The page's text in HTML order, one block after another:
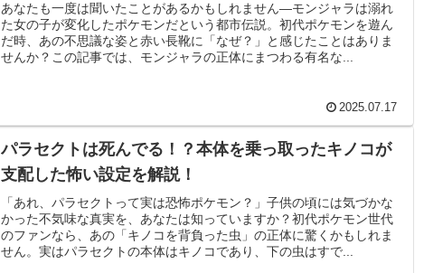
あなたも一度は聞いたことがあるかもしれません—モンジャラは溺れ
た女の子が変化したポケモンだという都市伝説。初代ポケモンを遊ん
だ時、あの不思議な姿と赤い長靴に「なぜ？」と感じたことはありま
せんか？この記事では、モンジャラの正体にまつわる有名な...
2025.07.17
パラセクトは死んでる！？本体を乗っ取ったキノコが
支配した怖い設定を解説！
「あれ、パラセクトって実は恐怖ポケモン？」子供の頃には気づかな
かった不気味な真実を、あなたは知っていますか？初代ポケモン世代
のファンなら、あの「キノコを背負った虫」の正体に驚くかもしれま
せん。実はパラセクトの本体はキノコであり、下の虫はすで...